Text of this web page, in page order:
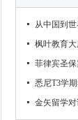
从中国到
枫叶教育
菲律宾圣
悉尼T3学
金矢留学